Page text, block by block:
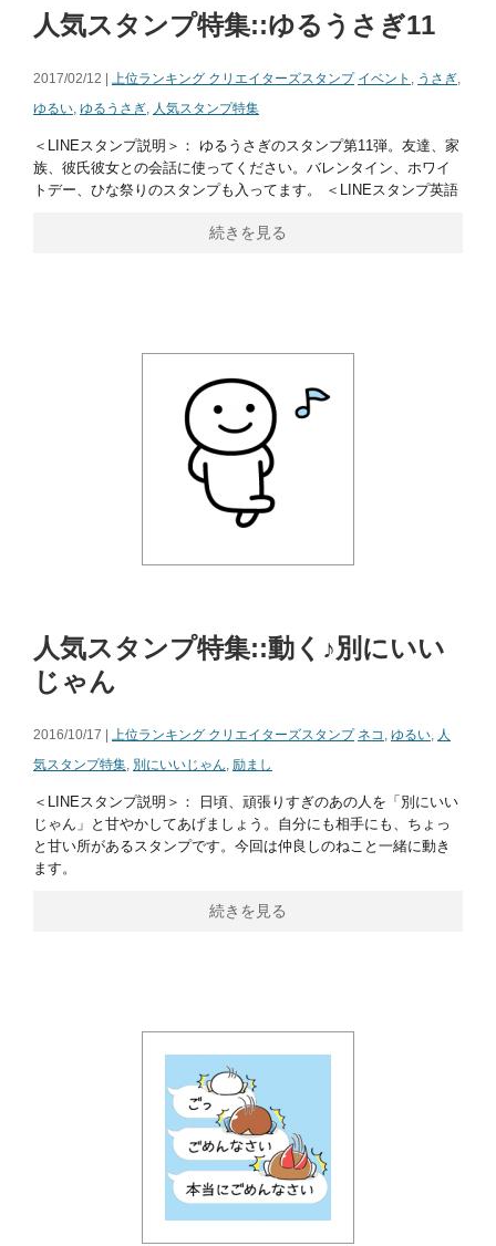
人気スタンプ特集::ゆるうさぎ11
2017/02/12 | 上位ランキング クリエイターズスタンプ イベント , うさぎ,
ゆるい, ゆるうさぎ, 人気スタンプ特集
＜LINEスタンプ説明＞： ゆるうさぎのスタンプ第11弾。友達、家
族、彼氏彼女との会話に使ってください。バレンタイン、ホワイ
トデー、ひな祭りのスタンプも入ってます。 ＜LINEスタンプ英語
続きを見る
人気スタンプ特集::動く♪別にいい
じゃん
2016/10/17 | 上位ランキング クリエイターズスタンプ ネコ , ゆるい, 人
気スタンプ特集, 別にいいじゃん, 励まし
＜LINEスタンプ説明＞： 日頃、頑張りすぎのあの人を「別にいい
じゃん」と甘やかしてあげましょう。自分にも相手にも、ちょっ
と甘い所があるスタンプです。今回は仲良しのねこと一緒に動き
ます。
続きを見る